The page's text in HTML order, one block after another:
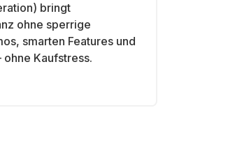
bringt
ohne sperrige
smarten Features und
Kaufstress.